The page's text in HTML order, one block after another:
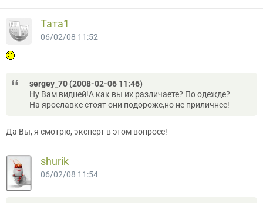
Тата1
06/02/08 11:52
sergey_70 (2008-02-06 11:46)
Ну Вам видней!А как вы их различаете? По одежде?
На ярославке стоят они подороже,но не приличнее!
Да Вы, я смотрю, эксперт в этом вопросе!
shurik
06/02/08 11:54